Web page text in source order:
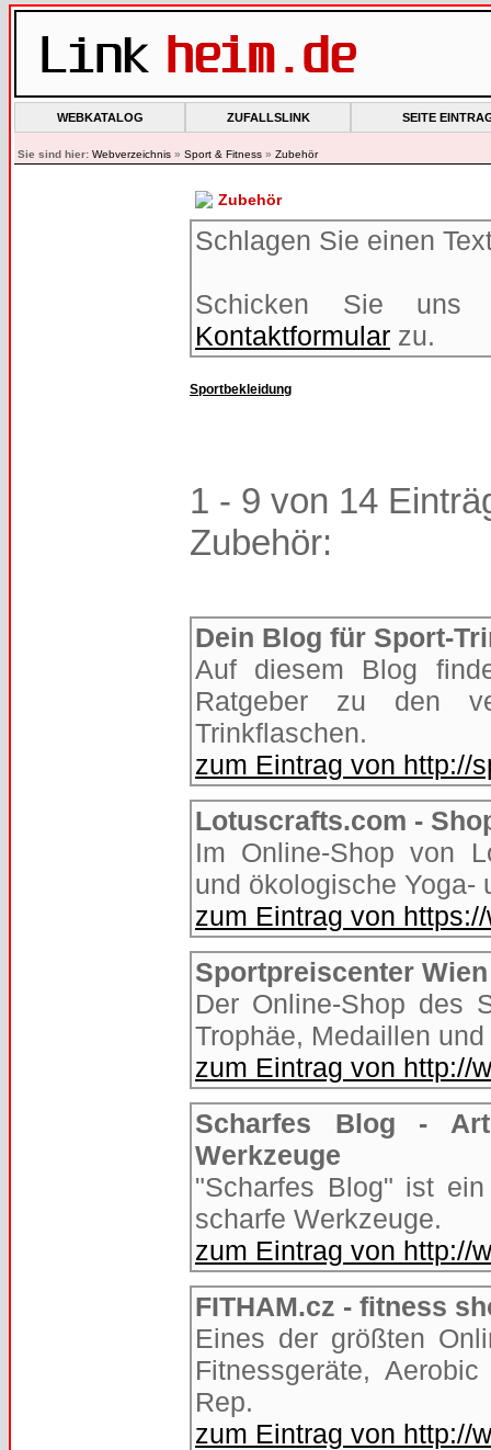
WEBKATALOG ZUFALLSLINK SEITE
Sie sind hier: Webverzeichnis » Sport & Fitness » Zubehör
Zubehör
Schlagen Sie einen
Schicken Sie uns
Kontaktformular zu.
Sportbekleidung
1 - 9 von 14
Zubehör:
Dein Blog für Sport-
Auf diesem Blog
Ratgeber zu den
Trinkflaschen.
zum Eintrag von http://
Lotuscrafts.com -
Im Online-Shop von
und ökologische Yoga-
zum Eintrag von
Sportpreiscenter
Der Online-Shop des
Trophäe, Medaillen
zum Eintrag von http://
Scharfes Blog -
Werkzeuge
"Scharfes Blog" ist
scharfe Werkzeuge.
zum Eintrag von http://
FITHAM.cz - fitness
Eines der größten
Fitnessgeräte,
Rep.
zum Eintrag von http://